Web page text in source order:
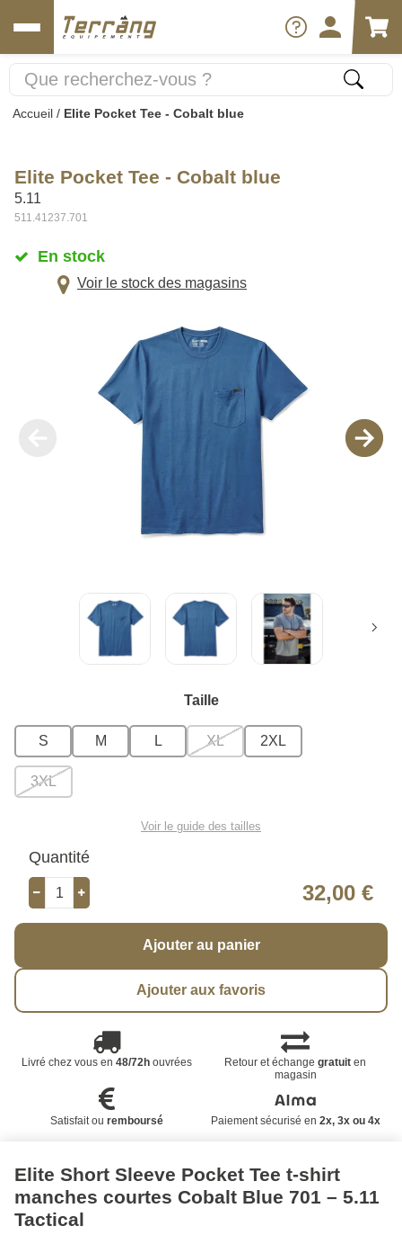
Accueil / Elite Pocket Tee - Cobalt blue
Elite Pocket Tee - Cobalt blue
5.11
511.41237.701
En stock
Voir le stock des magasins
Taille
S M L XL 2XL
3XL
Voir le guide des tailles
Quantité
32,00 €
Ajouter au panier
Ajouter aux favoris
Livré chez vous en 48/72houvrées Retour et échangegratuit en
magasin
Satisfait ou remboursé Paiement sécurisé en 2x, 3x ou 4x
Elite Short Sleeve Pocket Tee t-shirt
manches courtes Cobalt Blue 701 – 5.11
Tactical